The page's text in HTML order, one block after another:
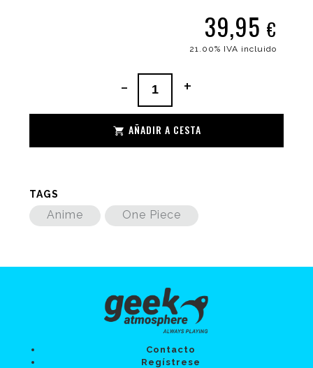
39,95 €
21.00% IVA incluido
- +
AÑADIR A CESTA
TAGS
Anime One Piece
Contacto
Regístrese